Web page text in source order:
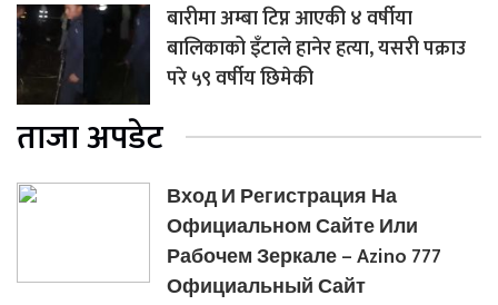
बारीमा अम्बा टिप्न आएकी ४ वर्षीया
बालिकाको इँटाले हानेर हत्या, यसरी पक्राउ
परे ५९ वर्षीय छिमेकी
ताजा अपडेट
Вход И Регистрация На
Официальном Сайте Или
Рабочем Зеркале – Azino 777
Официальный Сайт